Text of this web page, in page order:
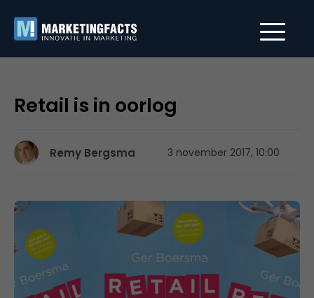
Retail is in oorlog
Remy Bergsma 3 november 2017, 10:00